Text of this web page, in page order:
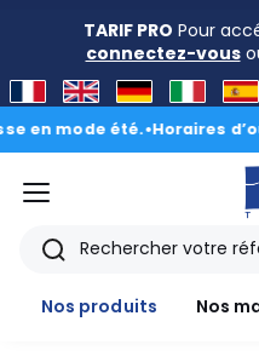
TARIF PRO Pour
connectez-vous
mode été.•Horaires
menu
Rechercher
Nos produits
Nos